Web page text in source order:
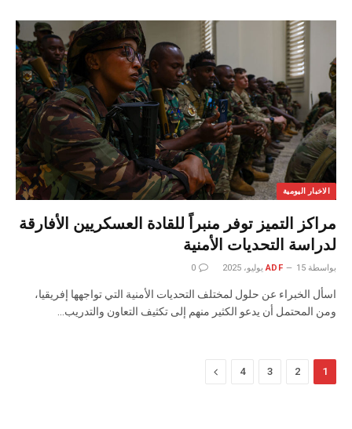
الاخبار اليومية
مراكز التميز توفر منبراً للقادة العسكريين الأفارقة
لدراسة التحديات الأمنية
بواسطة ADF 15 يوليو، 2025 0
اسأل الخبراء عن حلول لمختلف التحديات الأمنية التي تواجهها إفريقيا،
ومن المحتمل أن يدعو الكثير منهم إلى تكثيف التعاون والتدريب…
1
2
3
4 التالي